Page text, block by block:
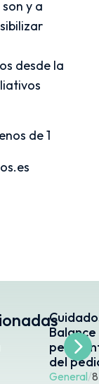
y a
desde la
de 1
del
General/